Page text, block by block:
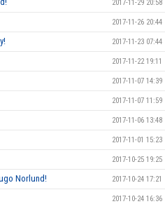
2017-11-29 20:58
2017-11-26 20:44
2017-11-23 07:44
2017-11-22 19:11
2017-11-07 14:39
2017-11-07 11:59
2017-11-06 13:48
2017-11-01 15:23
2017-10-25 19:25
Norlund! 2017-10-24 17:21
2017-10-24 16:36